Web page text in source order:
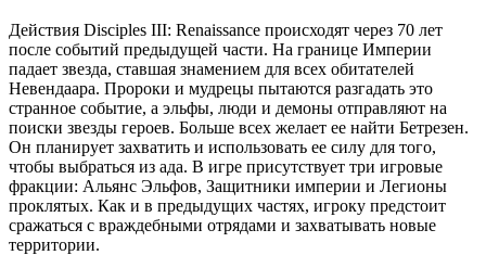
Действия Disciples III: Renaissance происходят через 70 лет
после событий предыдущей части. На границе Империи
падает звезда, ставшая знамением для всех обитателей
Невендаара. Пророки и мудрецы пытаются разгадать это
странное событие, а эльфы, люди и демоны отправляют на
поиски звезды героев. Больше всех желает ее найти Бетрезен.
Он планирует захватить и использовать ее силу для того,
чтобы выбраться из ада. В игре присутствует три игровые
фракции: Альянс Эльфов, Защитники империи и Легионы
проклятых. Как и в предыдущих частях, игроку предстоит
сражаться с враждебными отрядами и захватывать новые
территории.